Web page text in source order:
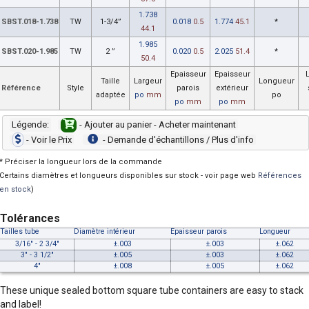
SBST.018-1.738 TW 1-3/4”
1.738
44.1
0.018 0.5 1.774 45.1 *
SBST.020-1.985 TW 2 ”
1.985
50.4
0.020 0.5 2.025 51.4 *
Référence Style
Taille
adaptée
Largeur
po mm
Epaisseur
parois
po mm
Epaisseur
extérieur
po mm
Longueur
po
Légende:
- Ajouter au panier - Acheter maintenant
- Voir le Prix
- Demande d'échantillons / Plus d'info
* Préciser la longueur lors de la commande
Certains diamètres et longueurs disponibles sur stock - voir page web Références
en stock)
Tolérances
Tailles tube Diamètre intérieur Epaisseur parois
Longueur
3/16" - 2 3/4"
±.003 ±.003
±.062
3" - 3 1/2"
±.005 ±.003
±.062
4"
±.008 ±.005 ±.062
These unique sealed bottom square tube containers are easy to stack
and label!